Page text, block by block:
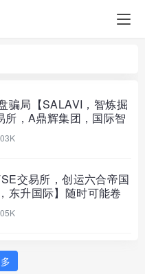
骗局【SALAVI，智炼掘
所，A鼎辉集团，国际智
？
交易所，创运六合帝国
东升国际】随时可能卷